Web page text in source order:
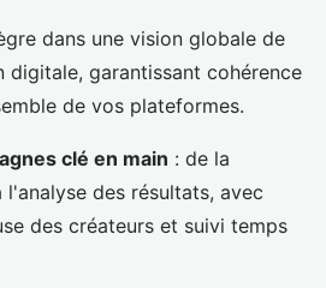
dans une vision globale de
digitale, garantissant cohérence
de vos plateformes.
clé en main : de la
des résultats, avec
des créateurs et suivi temps